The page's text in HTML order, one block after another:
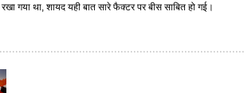
गया था, शायद यही बात सारे फैक्टर पर बीस साबित हो गई।